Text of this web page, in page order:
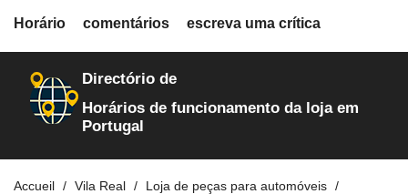
loja-de-autopecas
Directório de
Horários de funcionamento da loja em
Portugal
Accueil Vila Real
Loja de peças para automóveis
Horário comentários escreva uma crítica